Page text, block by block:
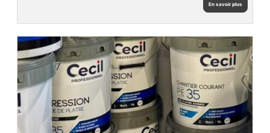
En savoir plus